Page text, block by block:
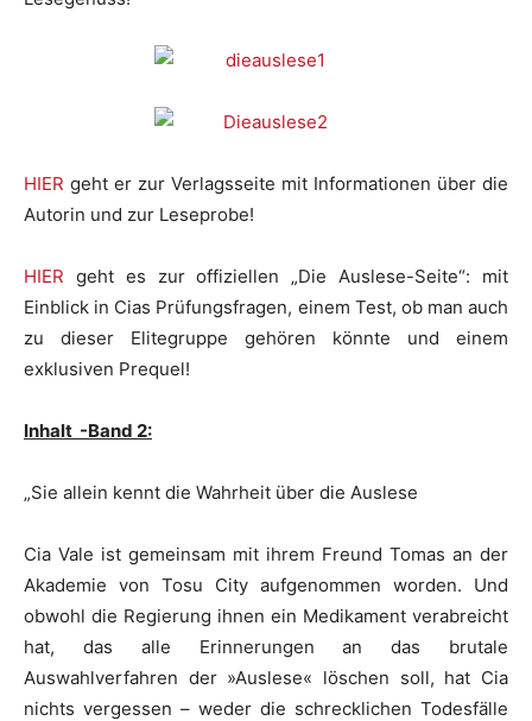
HIER geht er zur Verlagsseite mit Informationen über die
Autorin und zur Leseprobe!
HIER geht es zur offiziellen „Die Auslese-Seite“: mit
Einblick in Cias Prüfungsfragen, einem Test, ob man auch
zu dieser Elitegruppe gehören könnte und einem
exklusiven Prequel!
Inhalt -Band 2:
„Sie allein kennt die Wahrheit über die Auslese
Cia Vale ist gemeinsam mit ihrem Freund Tomas an der
Akademie von Tosu City aufgenommen worden. Und
obwohl die Regierung ihnen ein Medikament verabreicht
hat, das alle Erinnerungen an das brutale
Auswahlverfahren der »Auslese« löschen soll, hat Cia
nichts vergessen – weder die schrecklichen Todesfälle